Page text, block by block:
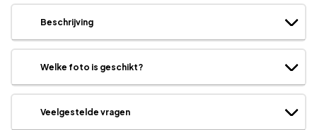
Beschrijving
Welke foto is geschikt?
Veelgestelde vragen